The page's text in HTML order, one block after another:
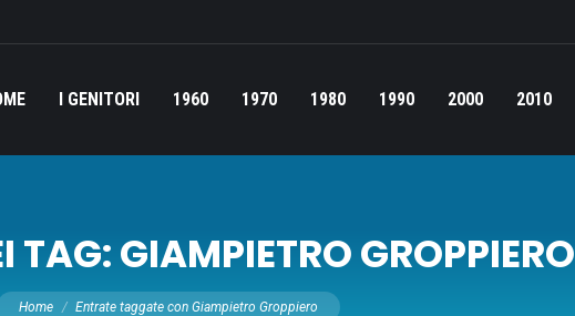
I GENITORI 1960 1970 1980 1990 2000 2010
TAG:GIAMPIETRO GROPPIERO
Tu sei qui:
Home Entrate taggate con Giampietro Groppiero